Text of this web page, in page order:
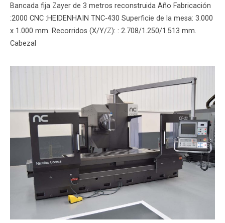
Bancada fija Zayer de 3 metros reconstruida Año Fabricación
:2000 CNC :HEIDENHAIN TNC-430 Superficie de la mesa: 3.000
x 1.000 mm. Recorridos (X/Y/Z): : 2.708/1.250/1.513 mm.
Cabezal